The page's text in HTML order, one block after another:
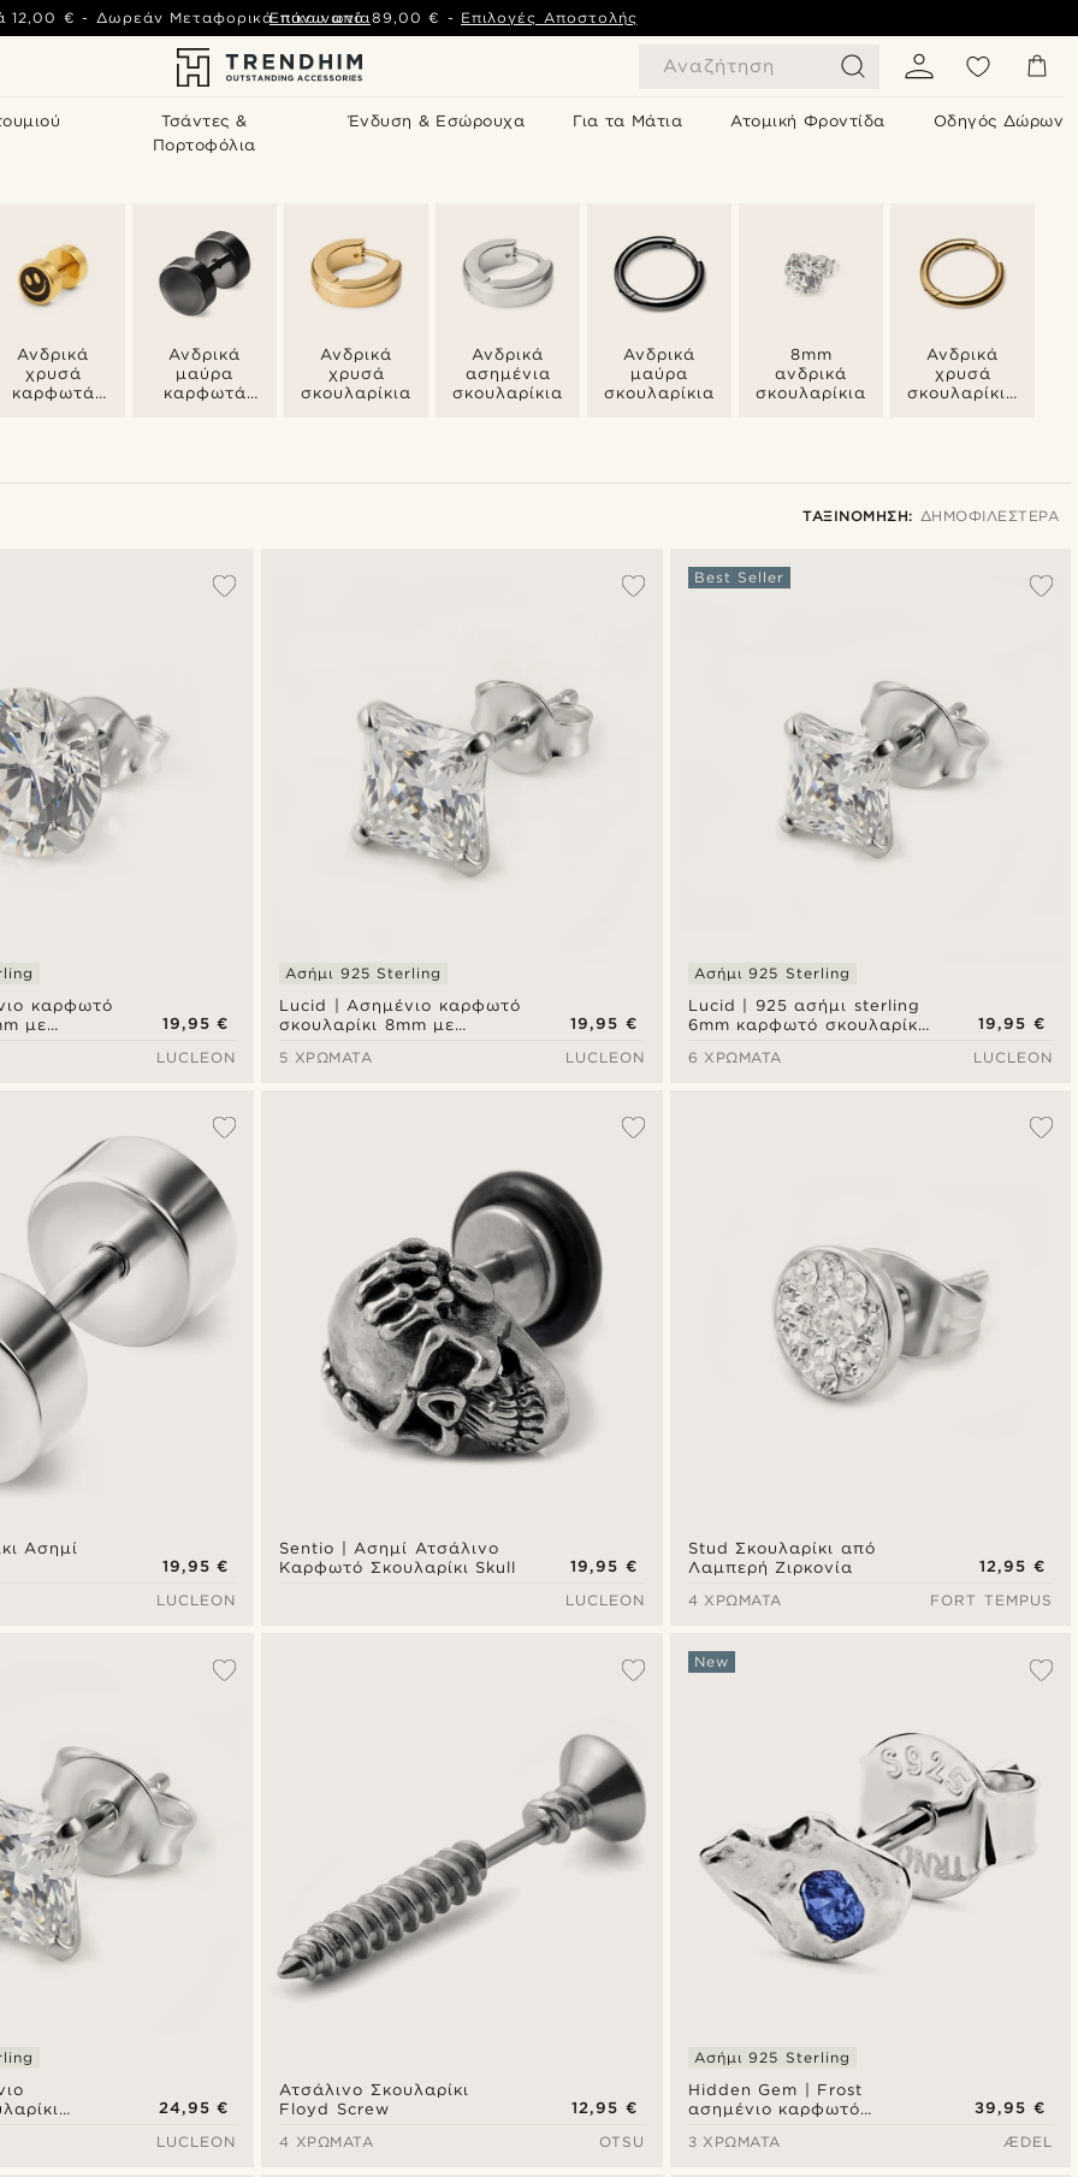
Αναζήτηση
Τσάντες &
Πορτοφόλια
Ένδυση & Εσώρουχα Για τα Μάτια Ατομική Φροντίδα Οδηγός Δώρων
12,00 € - Δωρεάν Μεταφορικά πάνω από89,00 € - Επιλογές Αποστολής
Επικοινωνία
Ανδρικά
χρυσά
καρφωτά
Ανδρικά
μαύρα
καρφωτά
Ανδρικά
χρυσά
σκουλαρίκια
Ανδρικά
ασημένια
σκουλαρίκια
Ανδρικά
μαύρα
σκουλαρίκια
8mm
ανδρικά
σκουλαρίκια
Ανδρικά
χρυσά
σκουλαρίκια
ΤΑΞΙΝΌΜΗΣΗ: ΔΗΜΟΦΙΛΈΣΤΕΡΑ
Ακριβότερα
καρφωτό
με
19,95 €
LUCLEON
Lucid | Ασημένιο καρφωτό
σκουλαρίκι 8mm με
sterling ασήμι 925
Ασήμι 925 Sterling
19,95 €
5 ΧΡΏΜΑΤΑ
LUCLEON
Lucid | 925 ασήμι sterling
6mm καρφωτό σκουλαρίκι
Best Seller
Ασήμι 925 Sterling
19,95 €
6 ΧΡΏΜΑΤΑ
LUCLEON
Ασημί
19,95 €
LUCLEON
Sentio | Ασημί Ατσάλινο
Καρφωτό Σκουλαρίκι Skull
19,95 €
LUCLEON
Stud Σκουλαρίκι από
Λαμπερή Ζιρκονία
12,95 €
4 ΧΡΏΜΑΤΑ
FORT TEMPUS
24,95 €
LUCLEON
Ατσάλινο Σκουλαρίκι
Floyd Screw
12,95 €
4 ΧΡΏΜΑΤΑ
OTSU
Hidden Gem | Frost
ασημένιο καρφωτό
sterling
New
Ασήμι 925 Sterling
39,95 €
3 ΧΡΏΜΑΤΑ
ÆDEL